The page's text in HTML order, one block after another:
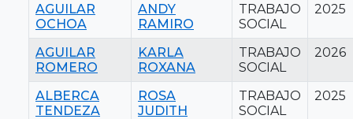
AGUILAR
OCHOA
ANDY
RAMIRO
TRABAJO
SOCIAL
2025
AGUILAR
ROMERO
KARLA
ROXANA
TRABAJO
SOCIAL
2026
ALBERCA
TENDEZA
ROSA
JUDITH
TRABAJO
SOCIAL
2025